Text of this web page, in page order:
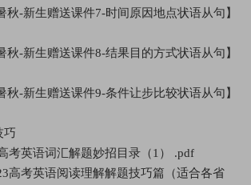
-新生赠送课件7-时间原因地点状语从句】
-新生赠送课件8-结果目的方式状语从句】
-新生赠送课件9-条件让步比较状语从句】
巧
英语词汇解题妙招目录（1） .pdf
考英语阅读理解解题技巧篇（适合各省